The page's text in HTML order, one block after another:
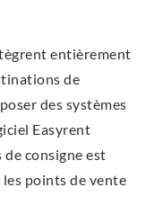
entièrement
de
des systèmes
Easyrent
de consigne est
points de vente